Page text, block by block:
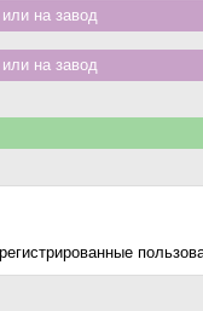
на завод
на завод